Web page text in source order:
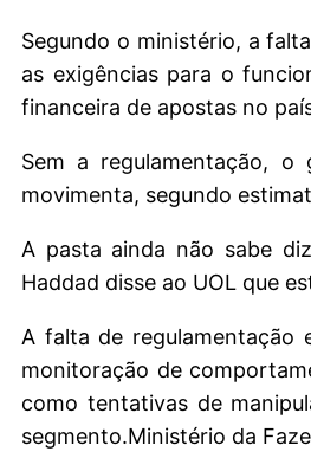
Segundo o ministério, a
as exigências para o
financeira de apostas no
Sem a regulamentação,
movimenta, segundo
A pasta ainda não sabe
Haddad disse ao UOL que
A falta de regulamentação
monitoração de
como tentativas de
segmento.Ministério da